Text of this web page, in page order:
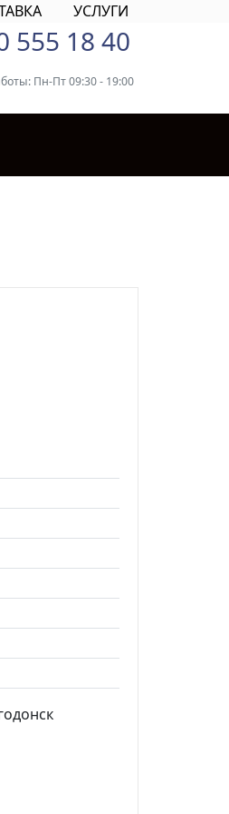
УСЛУГИ
555 18 40
Пн-Пт 09:30 - 19:00